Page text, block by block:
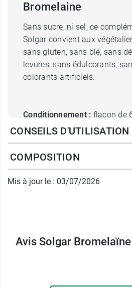
Bromelaine
Sans sucre, ni sel, ce
Solgar convient aux
sans gluten, sans blé, sans
levures, sans édulcorants,
colorants artificiels.
Conditionnement : flacon de
végétales.
Découvrez également les
77772 Marne la Vallée Cedex
CONSEILS D'UTILISATION
COMPOSITION
Mis à jour le : 03/07/2026
Avis Solgar